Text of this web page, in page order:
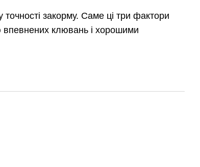
точності закорму. Саме ці три фактори
впевнених клювань і хорошими